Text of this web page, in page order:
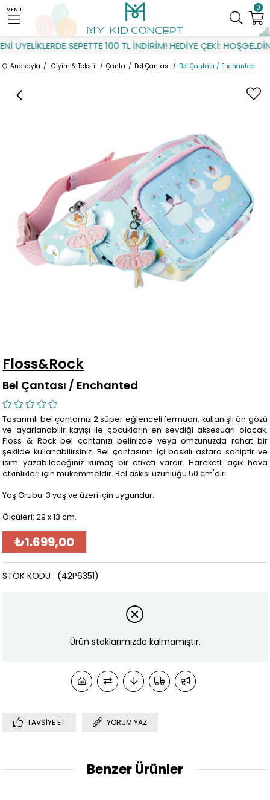
ÜYELİKLERDE SEPETTE 100 TL İNDİRİM! HEDİYE ÇEKİ: HOŞGELDİN
0
MENU
Anasayfa Giyim & Tekstil Çanta Bel Çantası Bel Çantası / Enchanted
Floss&Rock
Bel Çantası / Enchanted
Tasarımlı bel çantamız 2 süper eğlenceli fermuarı, kullanışlı ön gözü
ve ayarlanabilir kayışı ile çocukların en sevdiği aksesuarı olacak.
Floss & Rock bel çantanızı belinizde veya omzunuzda rahat bir
şekilde kullanabilirsiniz. Bel çantasının içi baskılı astara sahiptir ve
isim yazabileceğiniz kumaş bir etiketi vardır. Hareketli açık hava
etkinlikleri için mükemmeldir. Bel askısı uzunluğu 50 cm'dir.
Yaş Grubu: 3 yaş ve üzeri için uygundur.
Ölçüleri: 29 x 13 cm.
₺1.699,00
(42P6351)
STOK KODU
Ürün stoklarımızda kalmamıştır.
TAVSIYE ET YORUM YAZ
Benzer Ürünler